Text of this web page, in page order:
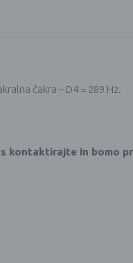
čakra – D4 = 289 Hz.
kontaktirajte in bomo